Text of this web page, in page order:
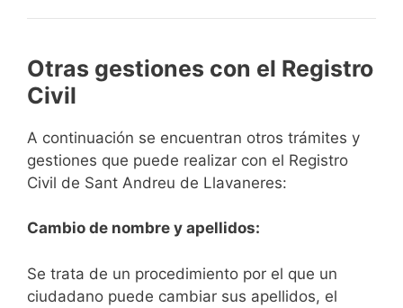
Otras gestiones con el Registro
Civil
A continuación se encuentran otros trámites y
gestiones que puede realizar con el Registro
Civil de Sant Andreu de Llavaneres:
Cambio de nombre y apellidos:
Se trata de un procedimiento por el que un
ciudadano puede cambiar sus apellidos, el